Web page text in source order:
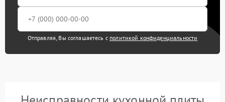
Отправляя, Вы соглашаетесь с политикой конфиденциальности